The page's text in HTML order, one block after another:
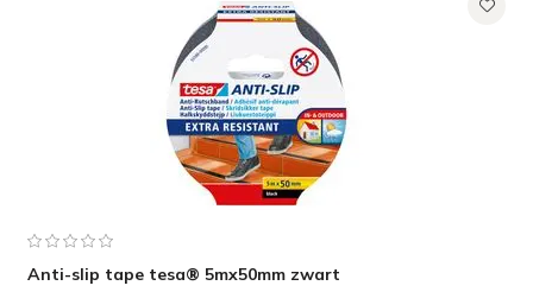
Anti-slip tape tesa® 5mx50mm zwart